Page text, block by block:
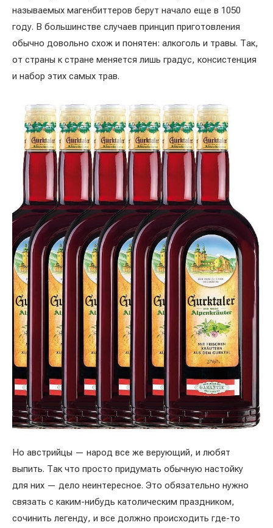
называемых магенбиттеров берут начало еще в 1050
году. В большинстве случаев принцип приготовления
обычно довольно схож и понятен: алкоголь и травы. Так,
от страны к стране меняется лишь градус, консистенция
и набор этих самых трав.
Но австрийцы — народ все же верующий, и любят
выпить. Так что просто придумать обычную настойку
для них — дело неинтересное. Это обязательно нужно
связать с каким-нибудь католическим праздником,
сочинить легенду, и все должно происходить где-то